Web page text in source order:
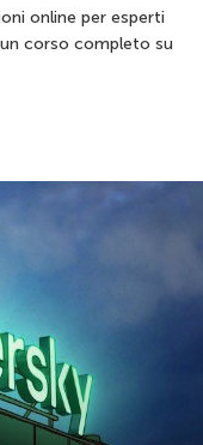
online per esperti
corso completo su